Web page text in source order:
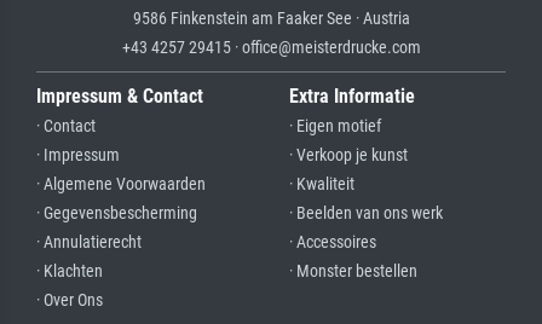
9586 Finkenstein am Faaker See · Austria
+43 4257 29415 · office@meisterdrucke.com
Impressum & Contact
· Contact
· Impressum
· Algemene Voorwaarden
· Gegevensbescherming
· Annulatierecht
· Klachten
· Over Ons
Extra Informatie
· Eigen motief
· Verkoop je kunst
· Kwaliteit
· Beelden van ons werk
· Accessoires
· Monster bestellen